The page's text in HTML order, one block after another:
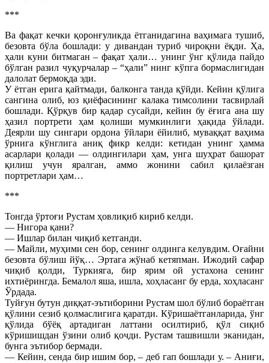
***
Ва фақат кечки қоронғуликда ётганидагина ваҳимага тушиб,
безовта бўла бошлади: у дивандан туриб чироқни ёқди. Ҳа,
ҳали куни битмаган – фақат ҳали… унинг ўнг қўлида пайдо
бўлган разил чуқурчалар – “ҳали” нинг кўпга бормаслигидан
далолат бермоқда эди.
У ётган ерига қайтмади, балконга танда қўйди. Кейин қўлига
сангина олиб, юз қиёфасининг калака тимсолини тасвирлай
бошлади. Қўрқув бир қадар сусайди, кейин бу ёғига ана шу
ҳазил портрети ҳам қолиши мумкинлиги ҳақида ўйлади.
Деярли шу сингари ордона ўйлари ёйилиб, муваққат ваҳима
ўрнига кўнглига аниқ фикр келди: кетидан унинг ҳамма
асарлари қолади — олдингилари ҳам, унга шуҳрат башорат
қилиш учун яралган, аммо жонини сабил қилаёзган
портретлари ҳам…
***
Тонгда ўртоғи Рустам ҳовлиқиб кириб келди.
— Нигора қани?
— Ишлар билан чиқиб кетганди.
— Майли, муҳими сен бор, сенинг олдинга келувдим. Оғайни
безовта бўлиш йўқ… Эртага жўнаб кетяпман. Ижодий сафар
чиқиб қолди, Туркияга, бир ярим ой устахона сенинг
ихтиёрингда. Бемалол яша, ишла, хоҳласанг бу ерда, хоҳласанг
Ўрдада.
Туйғун бутун диққат-эътиборини Рустам шол бўлиб бораётган
қўлини сезиб қолмаслигига қаратди. Кўришаётганларида, ўнг
қўлида бўёқ артадиган латтани осилтириб, қўл сиқиб
кўришишдан ўзини олиб қочди. Рустам ташвишли эканидан,
бунга эътибор бермади.
— Кейин, сенда бир ишим бор, – деб гап бошлади у. – Аниғи,